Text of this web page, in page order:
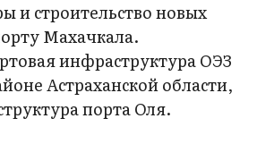
и строительство новых
Махачкала.
инфраструктура ОЭЗ
Астраханской области,
порта Оля.